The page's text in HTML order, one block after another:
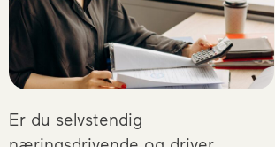
Er du selvstendig